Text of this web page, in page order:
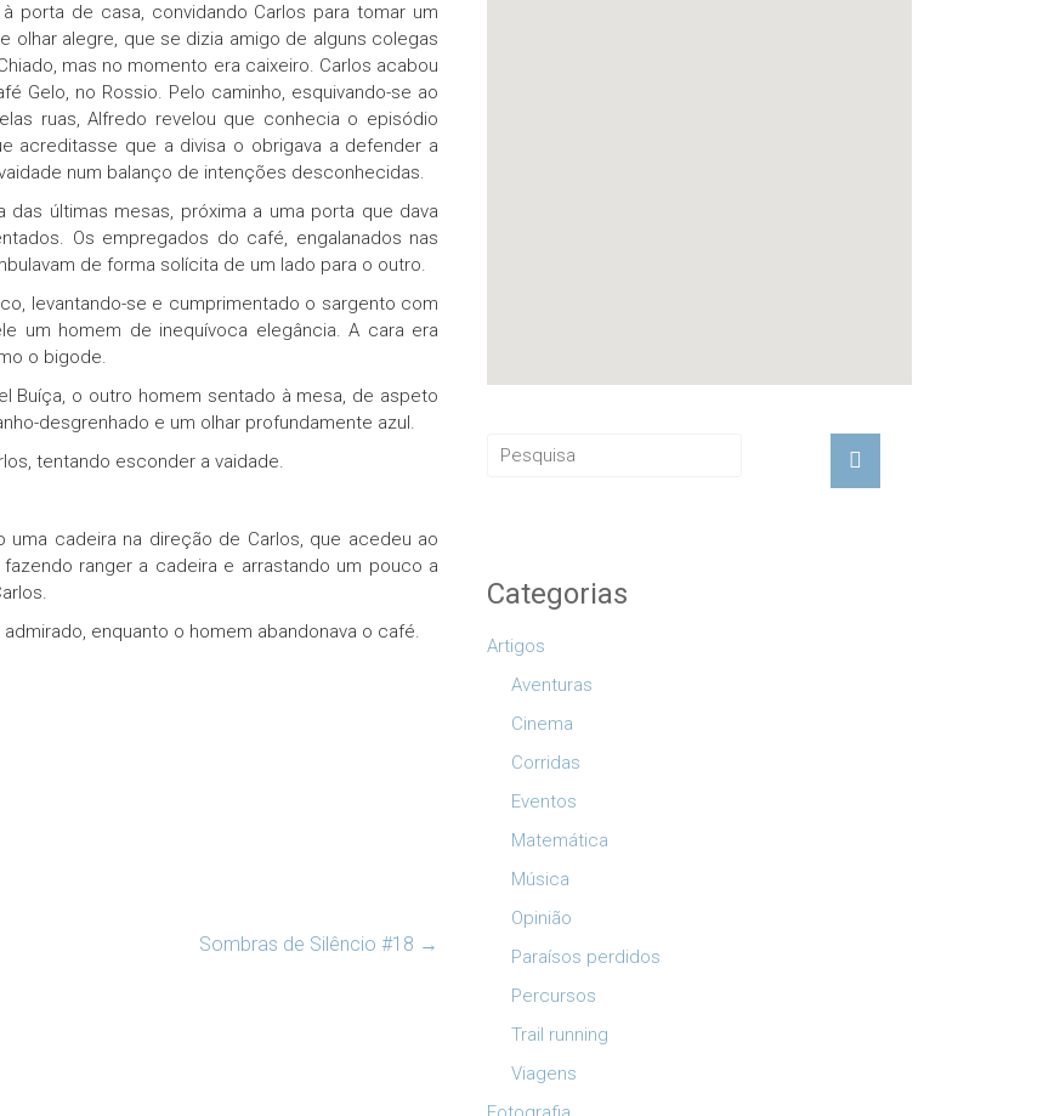
porta de casa, convidando Carlos para tomar um
alegre, que se dizia amigo de alguns colegas
mas no momento era caixeiro. Carlos acabou
Gelo, no Rossio. Pelo caminho, esquivando-se ao
ruas, Alfredo revelou que conhecia o episódio
acreditasse que a divisa o obrigava a defender a
num balanço de intenções desconhecidas.
últimas mesas, próxima a uma porta que dava
Os empregados do café, engalanados nas
de forma solícita de um lado para o outro.
levantando-se e cumprimentado o sargento com
um homem de inequívoca elegância. A cara era
o bigode.
Buíça, o outro homem sentado à mesa, de aspeto
desgrenhado e um olhar profundamente azul.
tentando esconder a vaidade.
cadeira na direção de Carlos, que acedeu ao
ranger a cadeira e arrastando um pouco a
enquanto o homem abandonava o café.
Sombras de Silêncio #18 →
Categorias
Artigos
Aventuras
Cinema
Corridas
Eventos
Matemática
Música
Opinião
Paraísos perdidos
Percursos
Trail running
Viagens